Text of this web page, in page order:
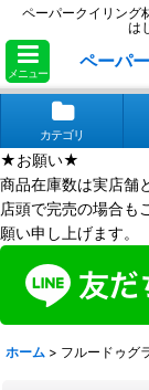
ペーパークイリング
は
メニュー
ペーパ
カテゴリ
★お願い★
商品在庫数は実店舗
店頭で完売の場合も
願い申し上げます。
ホーム > フルードゥグ